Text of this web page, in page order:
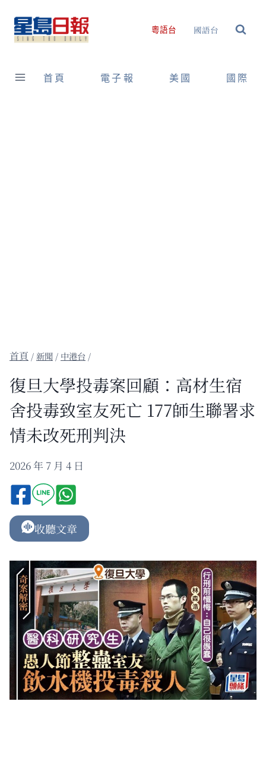
content
粵語台 國語台
首頁 電子報 美國 國際
/新聞 / 中港台 /
復旦大學投毒案回顧：高材生宿
舍投毒致室友死亡 177師生聯署求
情未改死刑判決
2026 年 7 月 4 日
收聽文章